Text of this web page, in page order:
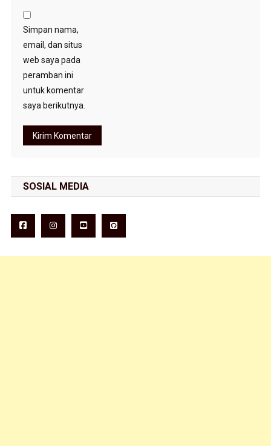
Simpan nama,
email, dan situs
web saya pada
peramban ini
untuk komentar
saya berikutnya.
SOSIAL MEDIA